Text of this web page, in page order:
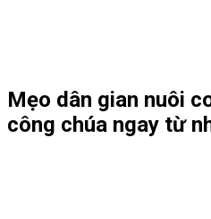
Mẹo dân gian nuôi
công chúa ngay từ